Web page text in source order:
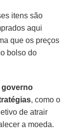
itens são
aqui
que os preços
bolso do
governo
, como o
de atrair
a moeda.